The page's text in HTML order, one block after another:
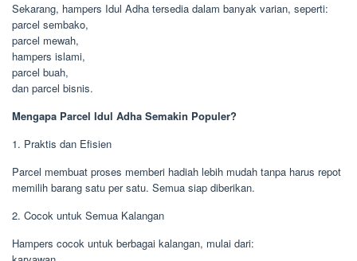
Sekarang, hampers Idul Adha tersedia dalam banyak varian, seperti:
parcel sembako,
parcel mewah,
hampers islami,
parcel buah,
dan parcel bisnis.
Mengapa Parcel Idul Adha Semakin Populer?
1. Praktis dan Efisien
Parcel membuat proses memberi hadiah lebih mudah tanpa harus repot
memilih barang satu per satu. Semua siap diberikan.
2. Cocok untuk Semua Kalangan
Hampers cocok untuk berbagai kalangan, mulai dari: